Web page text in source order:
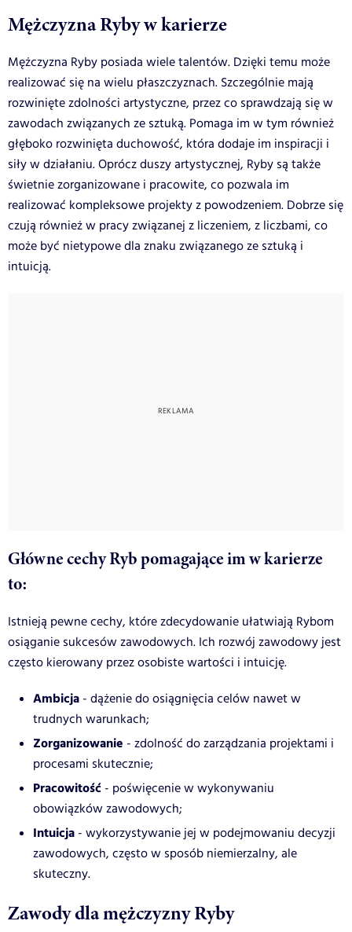
Mężczyzna Ryby w karierze
Mężczyzna Ryby posiada wiele talentów. Dzięki temu może
realizować się na wielu płaszczyznach. Szczególnie mają
rozwinięte zdolności artystyczne, przez co sprawdzają się w
zawodach związanych ze sztuką. Pomaga im w tym również
głęboko rozwinięta duchowość, która dodaje im inspiracji i
siły w działaniu. Oprócz duszy artystycznej, Ryby są także
świetnie zorganizowane i pracowite, co pozwala im
realizować kompleksowe projekty z powodzeniem. Dobrze się
czują również w pracy związanej z liczeniem, z liczbami, co
może być nietypowe dla znaku związanego ze sztuką i
intuicją.
Główne cechy Ryb pomagające im w karierze
to:
Istnieją pewne cechy, które zdecydowanie ułatwiają Rybom
osiąganie sukcesów zawodowych. Ich rozwój zawodowy jest
często kierowany przez osobiste wartości i intuicję.
Ambicja - dążenie do osiągnięcia celów nawet w
trudnych warunkach;
Zorganizowanie - zdolność do zarządzania projektami i
procesami skutecznie;
Pracowitość - poświęcenie w wykonywaniu
obowiązków zawodowych;
Intuicja - wykorzystywanie jej w podejmowaniu decyzji
zawodowych, często w sposób niemierzalny, ale
skuteczny.
Zawody dla mężczyzny Ryby